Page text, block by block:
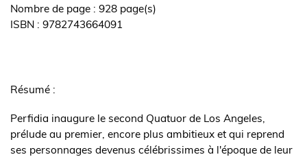
Nombre de page : 928 page(s)
ISBN : 9782743664091
l'ouvrage
Résumé :
Perfidia inaugure le second Quatuor de Los Angeles,
prélude au premier, encore plus ambitieux et qui reprend
ses personnages devenus célébrissimes à l'époque de leur